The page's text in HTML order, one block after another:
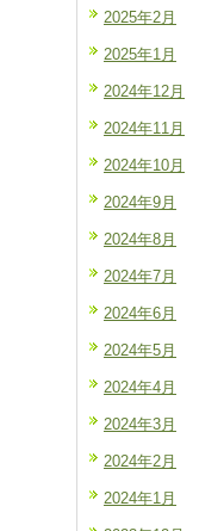
2025年2月
2025年1月
2024年12月
2024年11月
2024年10月
2024年9月
2024年8月
2024年7月
2024年6月
2024年5月
2024年4月
2024年3月
2024年2月
2024年1月